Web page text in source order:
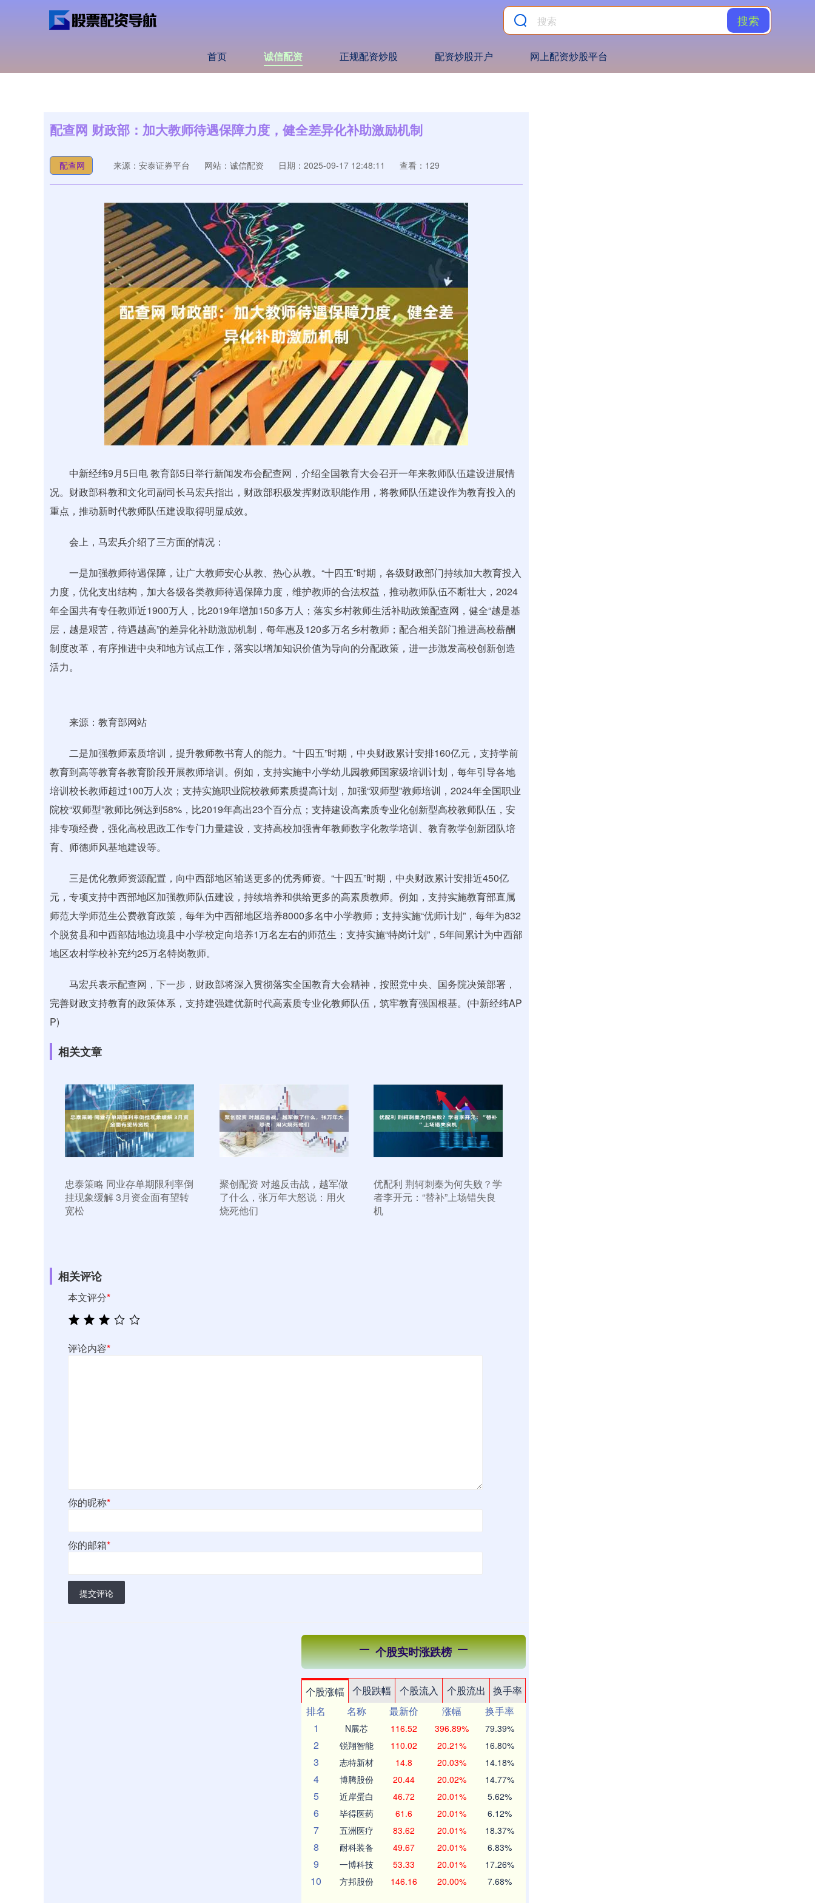
搜索
首页 诚信配资 正规配资炒股 配资炒股开户 网上配资炒股平台
配查网 财政部：加大教师待遇保障力度，健全差异化补助激励机制
配查网 来源：安泰证券平台 网站：诚信配资 日期：2025-09-17 12:48:11 查看：129
中新经纬9月5日电 教育部5日举行新闻发布会配查网，介绍全国教育大会召开一年来教师队伍建设进展情
况。财政部科教和文化司副司长马宏兵指出，财政部积极发挥财政职能作用，将教师队伍建设作为教育投入的
重点，推动新时代教师队伍建设取得明显成效。
会上，马宏兵介绍了三方面的情况：
一是加强教师待遇保障，让广大教师安心从教、热心从教。“十四五”时期，各级财政部门持续加大教育投入
力度，优化支出结构，加大各级各类教师待遇保障力度，维护教师的合法权益，推动教师队伍不断壮大，2024
年全国共有专任教师近1900万人，比2019年增加150多万人；落实乡村教师生活补助政策配查网，健全“越是基
层，越是艰苦，待遇越高”的差异化补助激励机制，每年惠及120多万名乡村教师；配合相关部门推进高校薪酬
制度改革，有序推进中央和地方试点工作，落实以增加知识价值为导向的分配政策，进一步激发高校创新创造
活力。
来源：教育部网站
二是加强教师素质培训，提升教师教书育人的能力。“十四五”时期，中央财政累计安排160亿元，支持学前
教育到高等教育各教育阶段开展教师培训。例如，支持实施中小学幼儿园教师国家级培训计划，每年引导各地
培训校长教师超过100万人次；支持实施职业院校教师素质提高计划，加强“双师型”教师培训，2024年全国职业
院校“双师型”教师比例达到58%，比2019年高出23个百分点；支持建设高素质专业化创新型高校教师队伍，安
排专项经费，强化高校思政工作专门力量建设，支持高校加强青年教师数字化教学培训、教育教学创新团队培
育、师德师风基地建设等。
三是优化教师资源配置，向中西部地区输送更多的优秀师资。“十四五”时期，中央财政累计安排近450亿
元，专项支持中西部地区加强教师队伍建设，持续培养和供给更多的高素质教师。例如，支持实施教育部直属
师范大学师范生公费教育政策，每年为中西部地区培养8000多名中小学教师；支持实施“优师计划”，每年为832
个脱贫县和中西部陆地边境县中小学校定向培养1万名左右的师范生；支持实施“特岗计划”，5年间累计为中西部
地区农村学校补充约25万名特岗教师。
马宏兵表示配查网，下一步，财政部将深入贯彻落实全国教育大会精神，按照党中央、国务院决策部署，
完善财政支持教育的政策体系，支持建强建优新时代高素质专业化教师队伍，筑牢教育强国根基。(中新经纬AP
P)
相关文章
忠泰策略 同业存单期限利率倒
挂现象缓解 3月资金面有望转
宽松
聚创配资 对越反击战，越军做
了什么，张万年大怒说：用火
烧死他们
优配利 荆轲刺秦为何失败？学
者李开元：“替补”上场错失良
机
相关评论
本文评分*
评论内容*
你的昵称*
你的邮箱*
提交评论
个股实时涨跌榜
个股涨幅 个股跌幅 个股流入 个股流出
换手率
排名
名称 最新价 涨幅
换手率
1
N展芯 116.52 396.89% 79.39%
2 锐翔智能 110.02 20.21% 16.80%
3 志特新材 14.8 20.03% 14.18%
4 博腾股份 20.44 20.02% 14.77%
5 近岸蛋白 46.72 20.01% 5.62%
6 毕得医药 61.6 20.01% 6.12%
7 五洲医疗 83.62 20.01% 18.37%
8 耐科装备 49.67 20.01% 6.83%
9 一博科技 53.33 20.01% 17.26%
10 方邦股份 146.16 20.00% 7.68%